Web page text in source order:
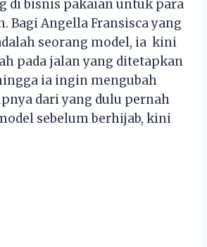
di bisnis pakaian untuk para
Bagi Angella Fransisca yang
seorang model, ia kini
pada jalan yang ditetapkan
ia ingin mengubah
dari yang dulu pernah
sebelum berhijab, kini